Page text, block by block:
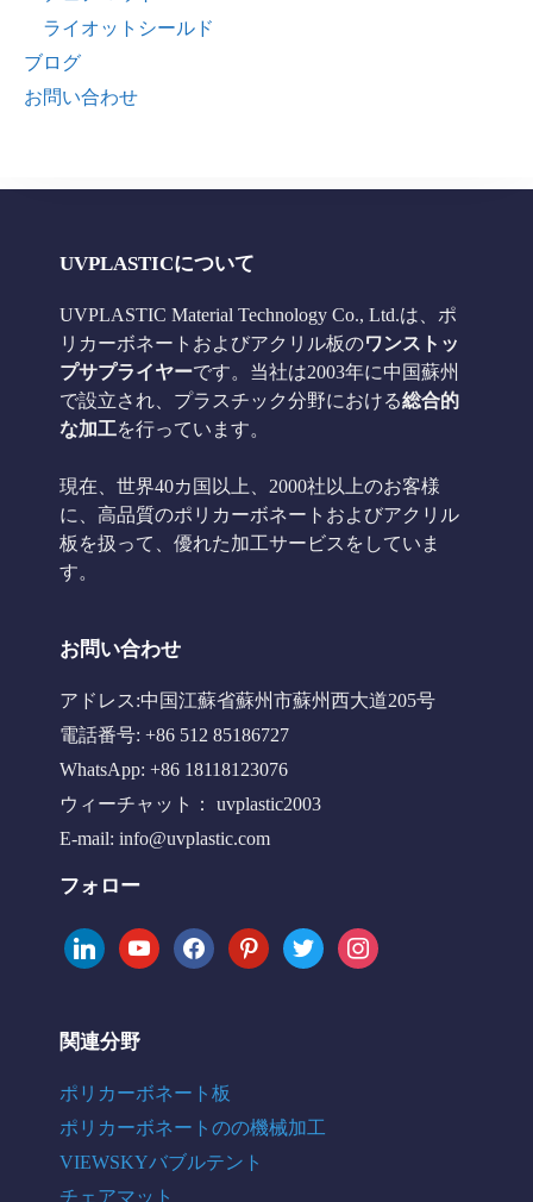
ライオットシールド
ブログ
お問い合わせ
UVPLASTICについて
UVPLASTIC Material Technology Co., Ltd.は、ポ
リカーボネートおよびアクリル板のワンストッ
プサプライヤーです。当社は2003年に中国蘇州
で設立され、プラスチック分野における総合的
な加工を行っています。
現在、世界40カ国以上、2000社以上のお客様
に、高品質のポリカーボネートおよびアクリル
板を扱って、優れた加工サービスをしていま
す。
お問い合わせ
アドレス:中国江蘇省蘇州市蘇州西大道205号
電話番号: +86 512 85186727
WhatsApp: +86 18118123076
ウィーチャット： uvplastic2003
E-mail: info@uvplastic.com
フォロー
linkedinyoutubefacebookpinteresttwitter instagram
関連分野
ポリカーボネート板
ポリカーボネートのの機械加工
VIEWSKYバブルテント
チェアマット